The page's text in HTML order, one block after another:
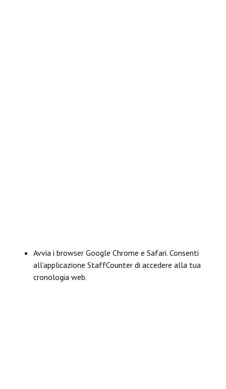
Avvia i browser Google Chrome e Safari. Consenti
all’applicazione StaffCounter di accedere alla tua
cronologia web.